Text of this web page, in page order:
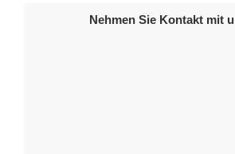
Nehmen Sie Kontakt mit